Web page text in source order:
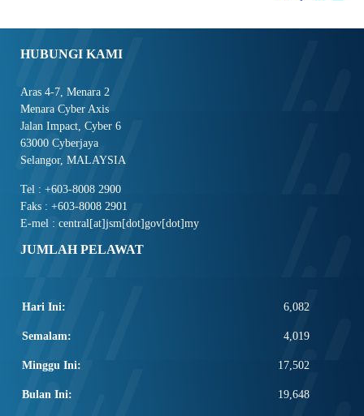
HUBUNGI KAMI
Aras 4-7, Menara 2
Menara Cyber Axis
Jalan Impact, Cyber 6
63000 Cyberjaya
Selangor, MALAYSIA
Tel : +603-8008 2900
Faks : +603-8008 2901
E-mel : central[at]jsm[dot]gov[dot]my
JUMLAH PELAWAT
Hari Ini: 6,082
Semalam: 4,019
Minggu Ini: 17,502
Bulan Ini: 19,648